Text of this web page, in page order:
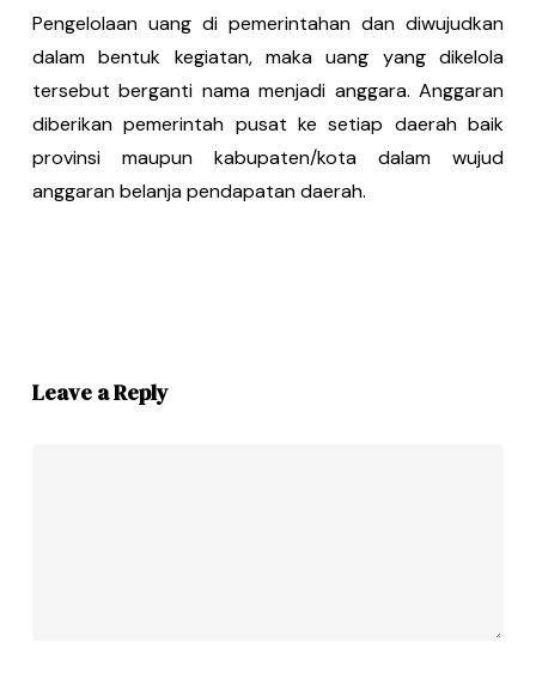
Pengelolaan uang di pemerintahan dan diwujudkan
dalam bentuk kegiatan, maka uang yang dikelola
tersebut berganti nama menjadi anggara. Anggaran
diberikan pemerintah pusat ke setiap daerah baik
provinsi maupun kabupaten/kota dalam wujud
anggaran belanja pendapatan daerah.
Leave a Reply